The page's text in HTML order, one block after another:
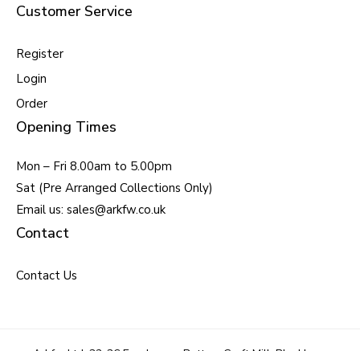
Customer Service
Register
Login
Order
Opening Times
Mon – Fri 8.00am to 5.00pm
Sat (Pre Arranged Collections Only)
Email us: sales@arkfw.co.uk
Contact
Contact Us